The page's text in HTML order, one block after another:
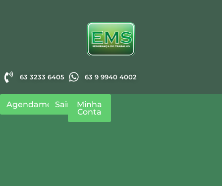
63 3233 6405 63 9 9940 4002
Agendamento
Sair Minha
Conta